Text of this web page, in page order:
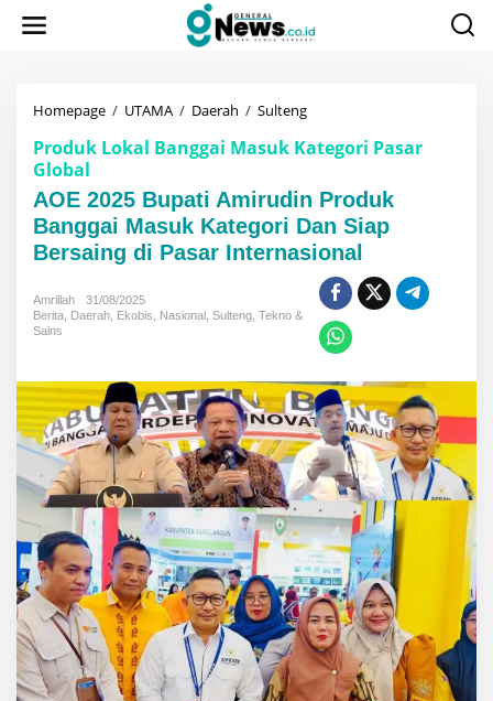
Homepage / UTAMA / Daerah / SultengAOE
Bupati
Produk
Banggai
Masuk
Kategori
Siap
Bersaing
Pasar
Produk Lokal Banggai Masuk Kategori Pasar
Global
AOE 2025 Bupati Amirudin Produk
Banggai Masuk Kategori Dan Siap
Bersaing di Pasar Internasional
Amrillah
31/08/2025
Berita Daerah Ekobis Nasional Sulteng Tekno &
Sains